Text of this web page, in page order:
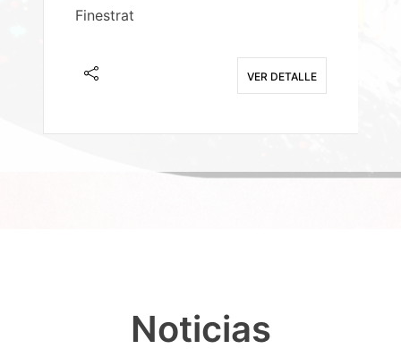
Finestrat
VER DETALLE
Noticias